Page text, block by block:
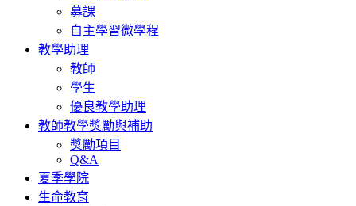
募課
自主學習微學程
教學助理
教師
學生
優良教學助理
教師教學獎勵與補助
獎勵項目
Q&A
夏季學院
生命教育